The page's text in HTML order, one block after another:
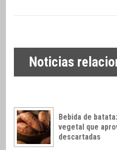
Noticias
Bebida de
vegetal que
descartadas